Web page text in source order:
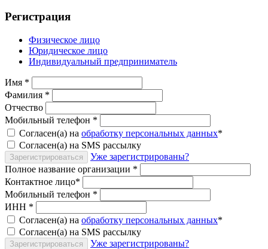
Регистрация
Физическое лицо
Юридическое лицо
Индивидуальный предприниматель
Имя *
Фамилия *
Отчество
Мобильный телефон *
Согласен(а) на обработку персональных данных*
Согласен(а) на SMS рассылку
Зарегистрироваться
Уже зарегистрированы?
Полное название организации *
Контактное лицо*
Мобильный телефон *
ИНН *
Согласен(а) на обработку персональных данных*
Согласен(а) на SMS рассылку
Зарегистрироваться
Уже зарегистрированы?